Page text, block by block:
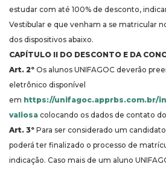
estudar com até 100% de desconto,
Vestibular e que venham a se matricular
dos dispositivos abaixo.
CAPÍTULO II DO DESCONTO E DA
Art. 2º Os alunos UNIFAGOC deverão
eletrônico disponível
em https://unifagoc.apprbs.com.br/
valiosa colocando os dados de contato
Art. 3º Para ser considerado um
poderá ter finalizado o processo de
indicação. Caso mais de um aluno